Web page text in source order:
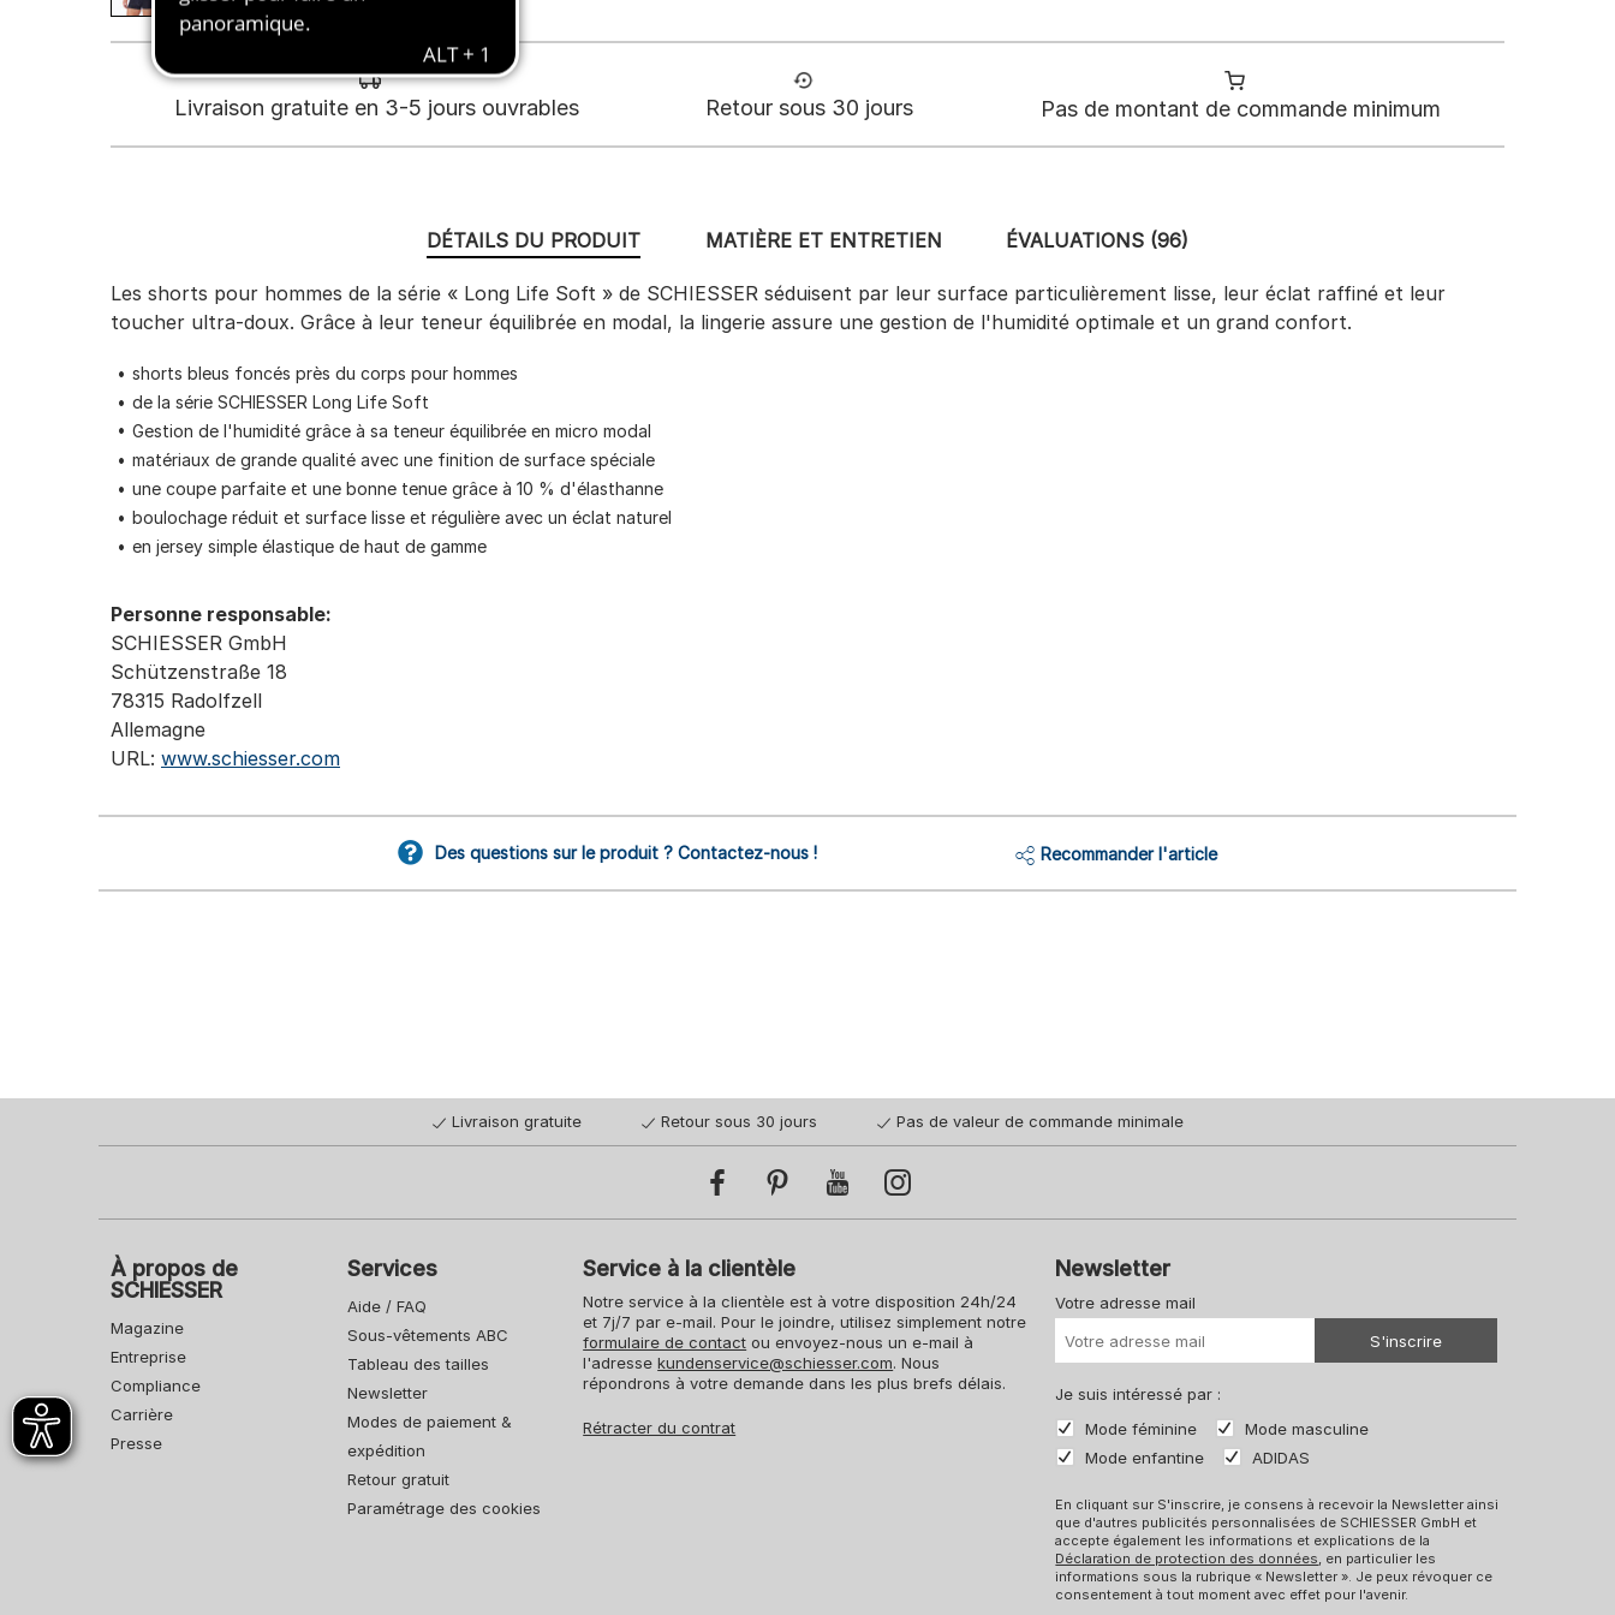
Livraison gratuite en 3-5 jours ouvrables Retour sous 30 jours Pas de montant de commande minimum
DÉTAILS DU PRODUIT
Les shorts pour hommes de la série « Long Life Soft » de SCHIESSER séduisent par leur surface particulièrement lisse, leur éclat raffiné et leur
toucher ultra-doux. Grâce à leur teneur équilibrée en modal, la lingerie assure une gestion de l'humidité optimale et un grand confort.
shorts bleus foncés près du corps pour hommes
de la série SCHIESSER Long Life Soft
Gestion de l'humidité grâce à sa teneur équilibrée en micro modal
matériaux de grande qualité avec une finition de surface spéciale
une coupe parfaite et une bonne tenue grâce à 10 % d'élasthanne
boulochage réduit et surface lisse et régulière avec un éclat naturel
en jersey simple élastique de haut de gamme
Personne responsable:
SCHIESSER GmbH
Schützenstraße 18
78315 Radolfzell
Allemagne
URL: www.schiesser.com
MATIÈRE ET ENTRETIEN ÉVALUATIONS (96)
Des questions sur le produit ? Contactez-nous ! Recommander l'article
Livraison gratuite Retour sous 30 jours Pas de valeur de commande minimale
À propos de
SCHIESSER
Magazine
Entreprise
Compliance
Carrière
Presse
Services
Aide / FAQ
Sous-vêtements ABC
Tableau des tailles
Newsletter
Modes de paiement &
expédition
Retour gratuit
Paramétrage des cookies
Service à la clientèle
Notre service à la clientèle est à votre disposition 24h/24
et 7j/7 par e-mail. Pour le joindre, utilisez simplement notre
formulaire de contact ou envoyez-nous un e-mail à
l'adressekundenservice@schiesser.com. Nous
répondrons à votre demande dans les plus brefs délais.
Rétracter du contrat
Newsletter
Votre adresse mail
S'inscrire
Je suis intéressé par :
Mode féminine
Mode masculine
Mode enfantine
ADIDAS
En cliquant sur S'inscrire, je consens à recevoir la Newsletter ainsi
que d'autres publicités personnalisées de SCHIESSER GmbH et
accepte également les informations et explications de la
Déclaration de protection des données, en particulier les
informations sous la rubrique « Newsletter ». Je peux révoquer ce
consentement à tout moment avec effet pour l'avenir.